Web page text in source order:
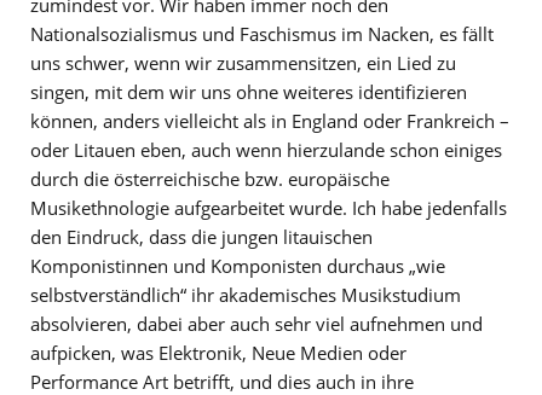
Nationalsozialismus und Faschismus im Nacken, es fällt
uns schwer, wenn wir zusammensitzen, ein Lied zu
singen, mit dem wir uns ohne weiteres identifizieren
können, anders vielleicht als in England oder Frankreich –
oder Litauen eben, auch wenn hierzulande schon einiges
durch die österreichische bzw. europäische
Musikethnologie aufgearbeitet wurde. Ich habe jedenfalls
den Eindruck, dass die jungen litauischen
Komponistinnen und Komponisten durchaus „wie
selbstverständlich“ ihr akademisches Musikstudium
absolvieren, dabei aber auch sehr viel aufnehmen und
aufpicken, was Elektronik, Neue Medien oder
Performance Art betrifft, und dies auch in ihre